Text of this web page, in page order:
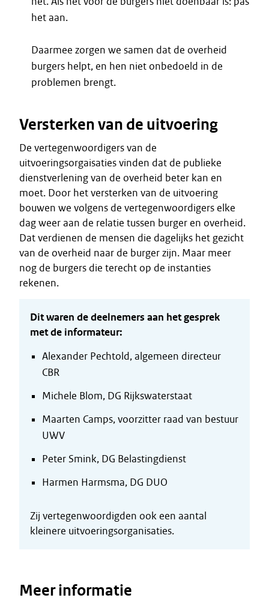
het aan.
Daarmee zorgen we samen dat de overheid
burgers helpt, en hen niet onbedoeld in de
problemen brengt.
Versterken van de uitvoering
De vertegenwoordigers van de
uitvoeringsorgaisaties vinden dat de publieke
dienstverlening van de overheid beter kan en
moet. Door het versterken van de uitvoering
bouwen we volgens de vertegenwoordigers elke
dag weer aan de relatie tussen burger en overheid.
Dat verdienen de mensen die dagelijks het gezicht
van de overheid naar de burger zijn. Maar meer
nog de burgers die terecht op de instanties
rekenen.
Dit waren de deelnemers aan het gesprek
met de informateur:
Alexander Pechtold, algemeen directeur
CBR
Michele Blom, DG Rijkswaterstaat
Maarten Camps, voorzitter raad van bestuur
UWV
Peter Smink, DG Belastingdienst
Harmen Harmsma, DG DUO
Zij vertegenwoordigden ook een aantal
kleinere uitvoeringsorganisaties.
Meer informatie